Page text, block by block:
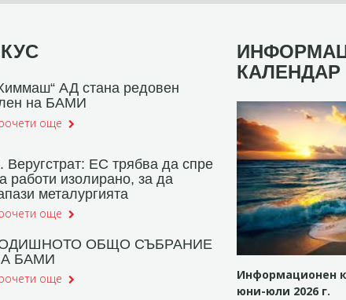
АД стана редовен
на БАМИ
още
Веругстрат: ЕС трябва да спре
работи изолирано, за да
металургията
още
ОБЩО СЪБРАНИЕ
БАМИ
още
КАЛЕНДАР
Информационен
юни-юли 2026 г.